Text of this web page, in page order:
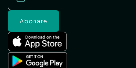
Abonare